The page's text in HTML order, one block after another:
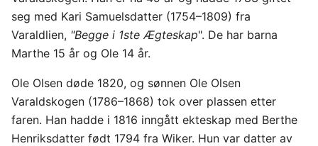
seg med Kari Samuelsdatter (1754–1809) fra
Varaldlien, "Begge i 1ste Ægteskap". De har barna
Marthe 15 år og Ole 14 år.
Ole Olsen døde 1820, og sønnen Ole Olsen
Varaldskogen (1786–1868) tok over plassen etter
faren. Han hadde i 1816 inngått ekteskap med Berthe
Henriksdatter født 1794 fra Wiker. Hun var datter av